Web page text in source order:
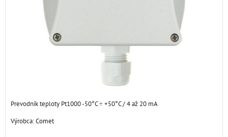
Prevodník teploty Pt1000 -50°C ÷ +50°C / 4 až 20 mA
Výrobca:Comet